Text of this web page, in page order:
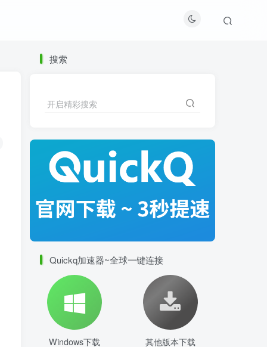
搜索
开启精彩搜索
Quickq加速器~全球一键连接
Windows下载 其他版本下载